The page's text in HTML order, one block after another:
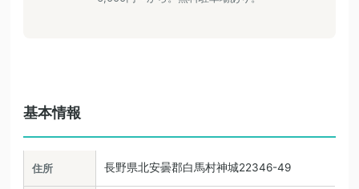
基本情報
住所 長野県北安曇郡白馬村神城22346-49